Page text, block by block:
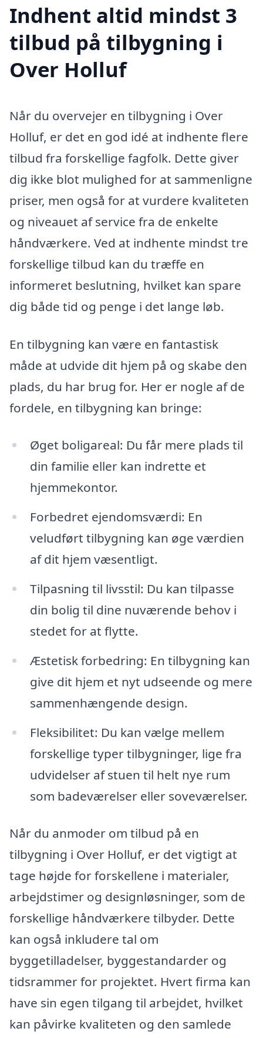
Indhent altid mindst 3
tilbud på tilbygning i
Over Holluf
Når du overvejer en tilbygning i Over
Holluf, er det en god idé at indhente flere
tilbud fra forskellige fagfolk. Dette giver
dig ikke blot mulighed for at sammenligne
priser, men også for at vurdere kvaliteten
og niveauet af service fra de enkelte
håndværkere. Ved at indhente mindst tre
forskellige tilbud kan du træffe en
informeret beslutning, hvilket kan spare
dig både tid og penge i det lange løb.
En tilbygning kan være en fantastisk
måde at udvide dit hjem på og skabe den
plads, du har brug for. Her er nogle af de
fordele, en tilbygning kan bringe:
Øget boligareal: Du får mere plads til
din familie eller kan indrette et
hjemmekontor.
Forbedret ejendomsværdi: En
veludført tilbygning kan øge værdien
af dit hjem væsentligt.
Tilpasning til livsstil: Du kan tilpasse
din bolig til dine nuværende behov i
stedet for at flytte.
Æstetisk forbedring: En tilbygning kan
give dit hjem et nyt udseende og mere
sammenhængende design.
Fleksibilitet: Du kan vælge mellem
forskellige typer tilbygninger, lige fra
udvidelser af stuen til helt nye rum
som badeværelser eller soveværelser.
Når du anmoder om tilbud på en
tilbygning i Over Holluf, er det vigtigt at
tage højde for forskellene i materialer,
arbejdstimer og designløsninger, som de
forskellige håndværkere tilbyder. Dette
kan også inkludere tal om
byggetilladelser, byggestandarder og
tidsrammer for projektet. Hvert firma kan
have sin egen tilgang til arbejdet, hvilket
kan påvirke kvaliteten og den samlede